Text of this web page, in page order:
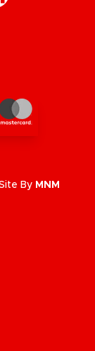
By MNM